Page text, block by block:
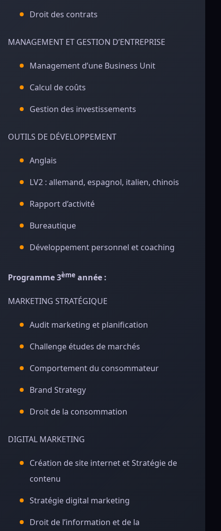
Droit des contrats
MANAGEMENT ET GESTION D’ENTREPRISE
Management d’une Business Unit
Calcul de coûts
Gestion des investissements
OUTILS DE DÉVELOPPEMENT
Anglais
LV2 : allemand, espagnol, italien, chinois
Rapport d’activité
Bureautique
Développement personnel et coaching
Programme 3ème année :
MARKETING STRATÉGIQUE
Audit marketing et planification
Challenge études de marchés
Comportement du consommateur
Brand Strategy
Droit de la consommation
DIGITAL MARKETING
Création de site internet et Stratégie de
contenu
Stratégie digital marketing
Droit de l’information et de la